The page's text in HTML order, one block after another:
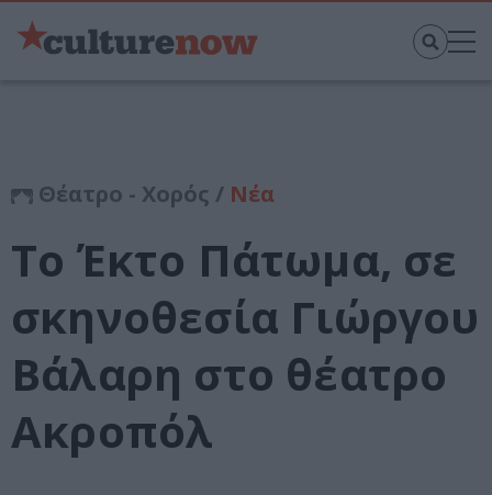
Θέατρο - Χορός / Νέα
Το Έκτο Πάτωμα, σε
σκηνοθεσία Γιώργου
Βάλαρη στο θέατρο
Ακροπόλ